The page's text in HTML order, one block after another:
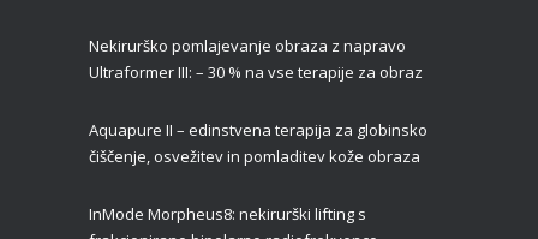
Nekirurško pomlajevanje obraza z napravo
Ultraformer III: – 30 % na vse terapije za obraz
Aquapure II – edinstvena terapija za globinsko
čiščenje, osvežitev in pomladitev kože obraza
InMode Morpheus8: nekirurški lifting s